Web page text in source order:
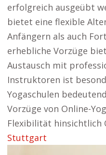
erfolgreich ausgeübt
bietet eine flexible
Anfängern als auch
erhebliche Vorzüge
Austausch mit
Instruktoren ist
Yogaschulen
Vorzüge von Online-
Flexibilität hinsichtlich
Stuttgart